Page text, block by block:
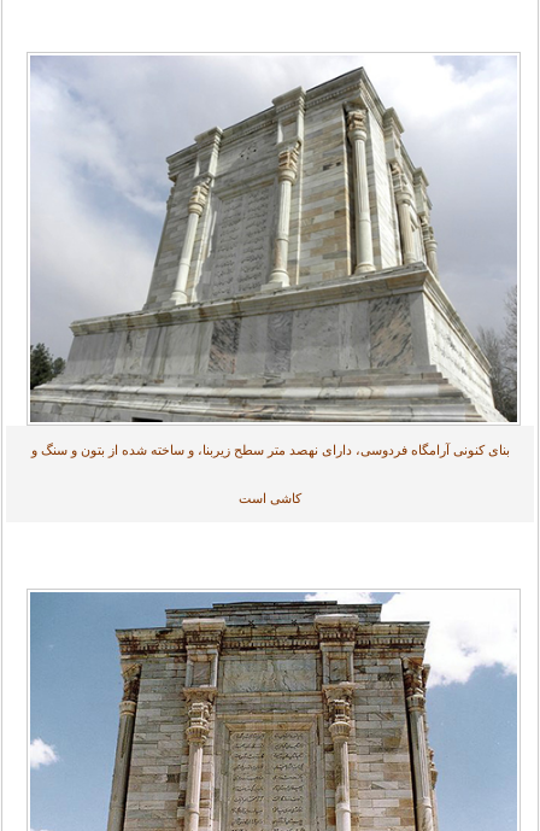
بنای کنونی آرامگاه فردوسی، دارای نهصد متر سطح زیربنا، و ساخته شده از بتون و سنگ و
کاشی است